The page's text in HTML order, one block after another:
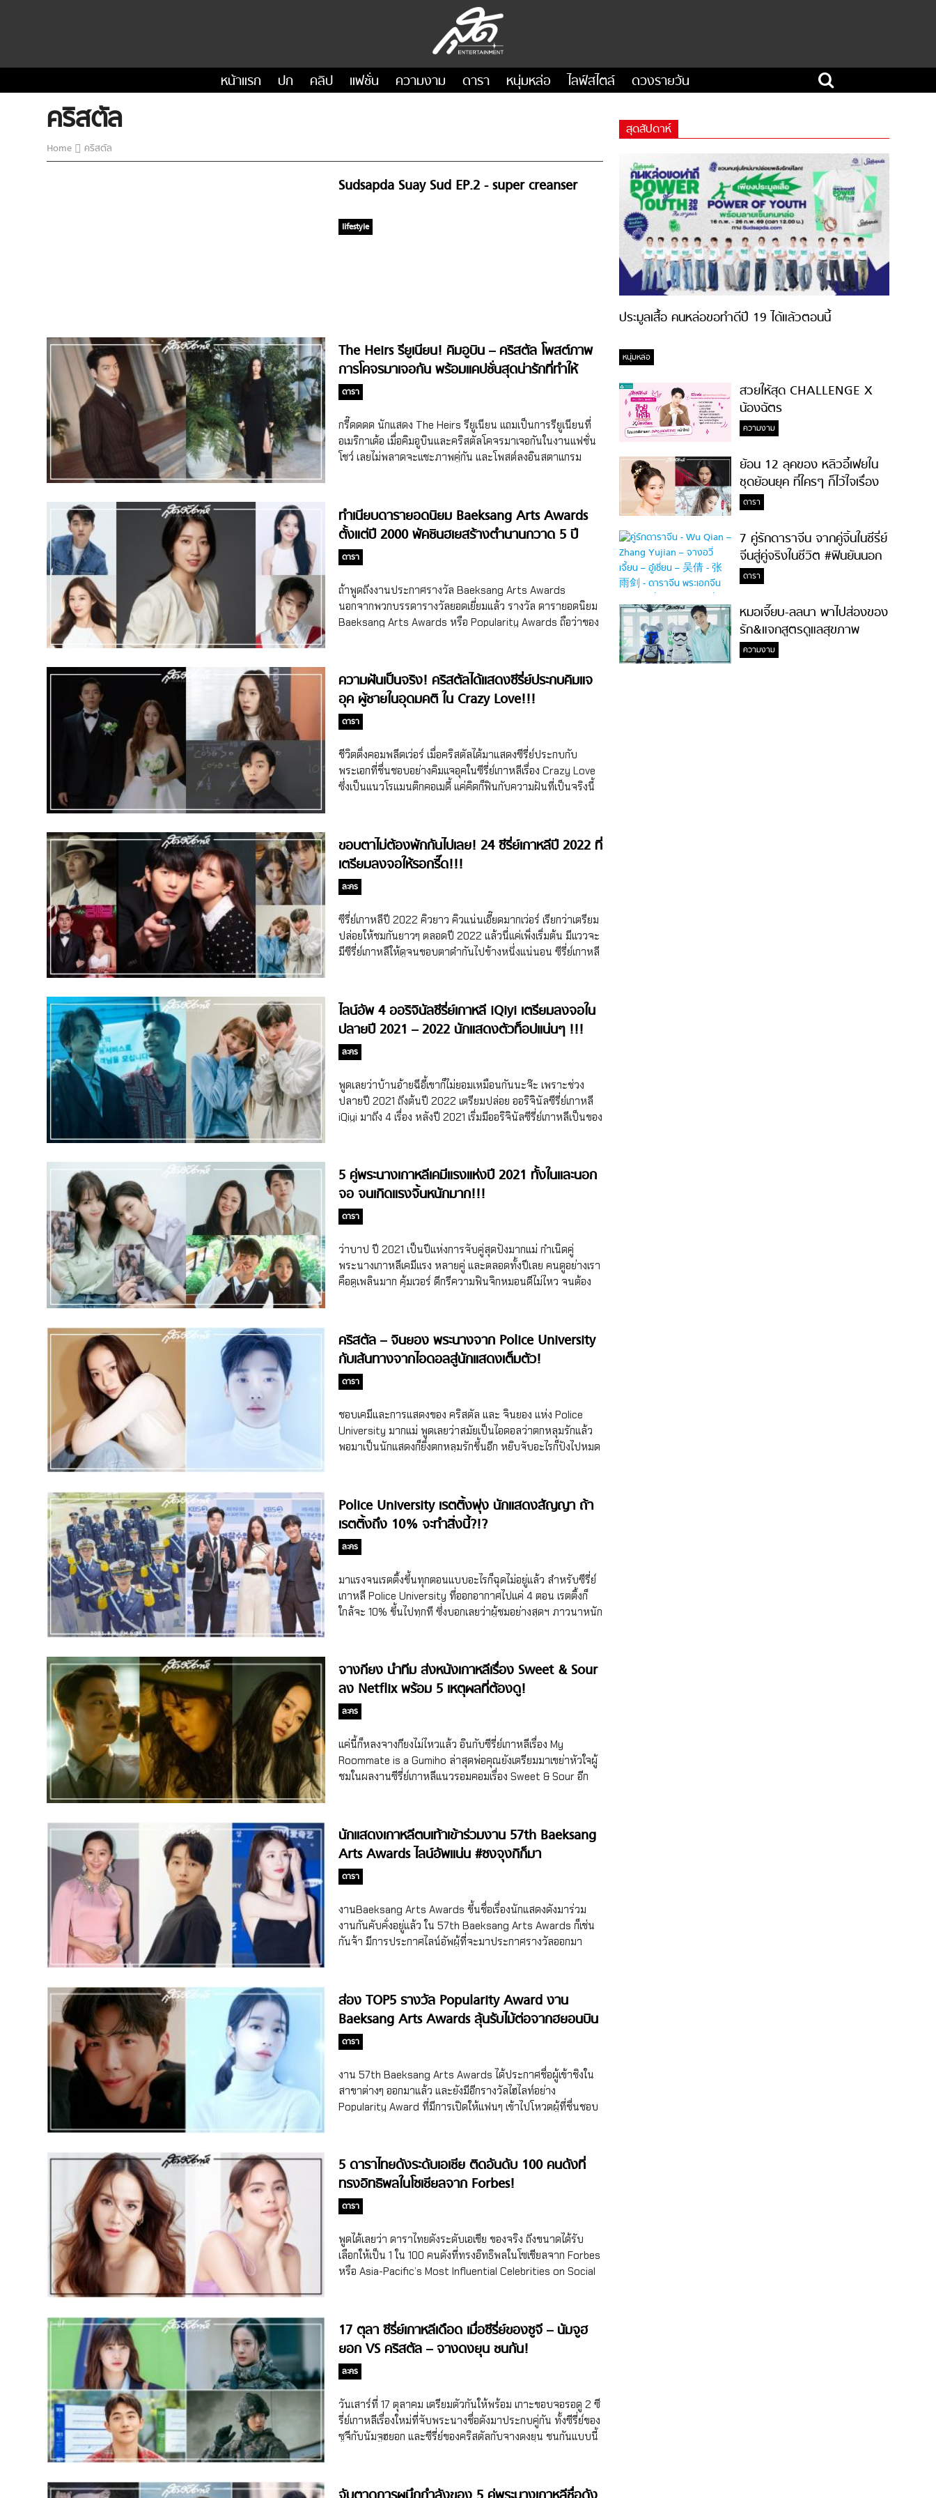
หน้าแรก ปก คลิป แฟชั่น ความงาม ดารา หนุ่มหล่อ ไลฟ์สไตล์ ดวงรายวัน
คริสตัล
Home คริสตัล
Sudsapda Suay Sud EP.2 - super creanser
lifestyle
The Heirs รียูเนียน! คิมอูบิน – คริสตัล โพสต์ภาพ
การโคจรมาเจอกัน พร้อมแคปชั่นสุดน่ารักที่ทำให้
อมยิ้ม!
ดารา
กรี๊ดดดด นักแสดง The Heirs รียูเนียน แถมเป็นการรียูเนียนที่
อเมริกาเด้อ เมื่อคิมอูบินและคริสตัลโคจรมาเจอกันในงานแฟชั่น
โชว์ เลยไม่พลาดจะแชะภาพคู่กัน และโพสต์ลงอินสตาแกรม
ทำเนียบดารายอดนิยม Baeksang Arts Awards
ตั้งแต่ปี 2000 พัคชินฮเยสร้างตำนานกวาด 5 ปี
รวด!
ดารา
ถ้าพูดถึงงานประกาศรางวัล Baeksang Arts Awards
นอกจากพวกบรรดารางวัลยอดเยี่ยมแล้ว รางวัล ดารายอดนิยม
Baeksang Arts Awards หรือ Popularity Awards ถือว่าของ
Popularity Awards ตั้งแต่ปี 2000 เป็นต้นไปกันว่าใครเคยได้
มาแล้วบ้าง ดารายอดนิยม Baeksang Arts Awards ก่อนที่จะ
ไปส่องว่าใครได้รางวัล Popularity Awards จากงานประกาศ
รางวัล Baeksang Arts Awards ไปแล้วบ้าง สุดฯ ต้องขอเท้า
ความก่อนว่างาน Baeksang Arts Awards มีมาตั้งแต่ปี 1965
แล้ว แต่รางวัล Popularity Awards เริ่มมีขึ้นตั้งแต่ปี 1985 ใน
งาน Baeksang Arts Awards ครั้งที่ 21 พอไปดูชื่อผู้ได้รับ
รางวัลช่วงปี 1985 […]
ความฝันเป็นจริง! คริสตัลได้แสดงซีรี่ย์ประกบคิมแจ
อุค ผู้ชายในอุดมคติ ใน Crazy Love!!!
ดารา
ชีวิตติ่งคอมพลีตเว่อร์ เมื่อคริสตัลได้มาแสดงซีรี่ย์ประกบกับ
พระเอกที่ชื่นชอบอย่างคิมแจอุคในซีรี่ย์เกาหลีเรื่อง Crazy Love
ซึ่งเป็นแนวโรแมนติกคอเมดี้ แค่คิดก็ฟินกับความฝันที่เป็นจริงนี้
เคยให้สัมภาษณ์กับสื่อเกาหลีสมัยที่วิคตอเรีย สมาชิกในวง f(x)
เข้าร่วมรายการ We Got Married กับนิชคุณ 2PM ซึ่งตอนนั้น
คริสตัลตอบสื่อว่าถ้าได้เข้าร่วมรายการ อยากจะจับคู่แต่งงา
นกับคิมแจอุค พร้อมยอมรับว่าเป็นแฟนคลับของคิมแจอุค และคิม
แจอุคเป็นผู้ชายในอุดมคติของคริสตัล คริสตัลบอกว่าคิมแจอุคห
ล่อมากในซีรี่ย์เกาหลีเรื่อง Bad Guy ที่ออนแอร์ทางช่อง SBS เมื่อ
ปี 2010 และแล้ว 12 ปีผ่านไปคริสตัลก็ได้มาเจอกับผู้ชายที่เธอชื่น
ชอบในซีรี่ย์เกาหลี แถมได้เล่นคู่กันเป็นพระนางไปเลย ในซีรี่ย์
Love จะเล่าถึงเรื่องราวความรักที่คาดไม่ถึงว่าจะเกิดขึ้นได้
ระหว่างเจ้านายและลูกน้องที่มีความเคียดแค้นที่แปรเปลี่ยนไป
เป็นความรักสุดหวานซึ้งกินใจ พวกเราจะได้เห็นความรักแบบ
แฟนตาซีเบาสมองของคู่พระเอกนางเอกที่เคมีบนจอเข้ากันแบบ
สุดๆ บอกเลยแค่จากทีเซอร์ บวกตอนควงกันไปประกาศรางวัลใน
งาน KBS Drama Awards 2021 ก็เห็นเคมีที่เข้าขากันแล้ว […]
ขอบตาไม่ต้องพักกันไปเลย! 24 ซีรี่ย์เกาหลีปี 2022 ที่
เตรียมลงจอให้รอกรี๊ด!!!
ละคร
ซีรี่ย์เกาหลีปี 2022 คิวยาว คิวแน่นเอี๊ยดมากเว่อร์ เรียกว่าเตรียม
ปล่อยให้ชมกันยาวๆ ตลอดปี 2022 แล้วนี่แค่เพิ่งเริ่มต้น มีแววจะ
มีซีรี่ย์เกาหลีให้ดูจนขอบตาดำกันไปข้างหนึ่งแน่นอน ซีรี่ย์เกาหลี
นักแสดงปังมาเป็นล้นจออีกแล้วแม่ ทั้ง คิมฮเยซู นักแสดงหญิงตัว
แม่ พร้อมด้วยอีซองมิน คิมมูยอล และอีจองอึน นำเสนอเรื่องราว
ของผู้พิพากษาที่มีหน้าที่ตัดสินคดีของเด็กและเยาวชน ซึ่งเธอมี
ความเกลียดชังผู้กระทำผิดที่เป็นเด็กและเยาวชน แถมเธอยังเต็ม
ไปด้วยความเยือกเย็น โดยในเรื่องจะแสดงให้เห็นถึงชีวิตการ
ทำงานและความกังวลของเหล่าผู้พิพากษา เป็นอีกเรื่องที่น่า
ติดตามมาก จะออนแอร์ให้ชมวันที่ 25 กุมภาพันธ์ 2022 นี้
Business Proposal (อันฮโยซอบ – คิมเซจอง) อันฮโยซอบกลับ
นัดบอดแทน เธอจึงต้องพยายามปกปิดตัวเองไม่ให้คุณ CEO ล่วง
รู้เข้าว่าเธอคือพนักงานในบริษัทของเขา จะออนแอร์ในวันที่ 28
กุมภาพันธ์นี้ พร้อมซับไทยที่ […]
ไลน์อัพ 4 ออริจินัลซีรี่ย์เกาหลี iQiyi เตรียมลงจอใน
ปลายปี 2021 – 2022 นักแสดงตัวท็อปแน่นๆ !!!
ละคร
พูดเลยว่าบ้านอ้ายฉีอี้เขาก็ไม่ยอมเหมือนกันนะจ๊ะ เพราะช่วง
ปลายปี 2021 ถึงต้นปี 2022 เตรียมปล่อย ออริจินัลซีรี่ย์เกาหลี
iQiyi มาถึง 4 เรื่อง หลังปี 2021 เริ่มมีออริจินัลซีรี่ย์เกาหลีเป็นของ
นัลซีรี่ย์เกาหลี iQiyi แรงส่งท้ายปลายปียาวถึงปี 2022 Jirisan
วันที่ 23 ตุลาคม 2021 นี้ ในที่สุด iQiyi ก็ได้ฤกษ์ปล่อยซีรี่ย์เกาหลี
ฟอร์มยักษ์ที่เป็นไพ่เด็ดของiQiyi เลยก็ว่าได้ เพราะดึงนักเขียนมือ
ทองอย่างนักเขียนคิมอึนฮีผู้ปั้น Kingdom โด่งดังไปทั่วโลกแล้ว
มาเจอกับผู้กำกับอีอึงบกที่ผ่านการกำกับซีรี่ย์เกาหลีดังๆ ทั้ง
Dream High, School 2013, Descendants of the Sun,
Goblin, Mr.Sunshine และ Sweet Home พร้อมพระนางเรื่อง
ดีกรีนักแสดงตัวท็อปของเกาหลี ได้แก่ จอนจีฮยอน และจูจีฮุน นำ
5 คู่พระนางเกาหลีเคมีแรงแห่งปี 2021 ทั้งในและนอก
จอ จนเกิดแรงจิ้นหนักมาก!!!
ดารา
ว่าบาป ปี 2021 เป็นปีแห่งการจับคู่สุดปังมากแม่ กำเนิดคู่
พระนางเกาหลีเคมีแรง หลายคู่ และตลอดทั้งปีเลย คนดูอย่างเรา
คือดูเพลินมาก คุ้มเวอร์ ดีกรีความฟินจิกหมอนดีไม่ไหว จนต้อง
พระนางจากซีรี่ย์เกาหลีเรื่อง Vincenzo อย่างซงจุงกิและชอนยอ
บิน ที่ตัวซีรี่ย์อาจจะไม่ได้เน้นเส้นเรื่องความรักหรือมีซีนหวานๆ
มาให้ดูไม่หยุด แต่ความเป็นคู่พาร์ทเนอร์ที่แสนรู้ใจและเข้าขากัน
ของคุณทนายทั้งสองก็ทำให้เราเห็นเคมีที่พลุ่งพล่านแม้จะไม่ต้อง
แสดงฉากโรแมนติกก็ตาม แถมซงจุงกิก็เลือกชอนยอบินเป็นนัก
แสดงในเรื่อง Vincenzo ที่เคมีเข้ากับตัวเองที่สุด บอกเลยคู่นี้เคมีดี
ทั้งในและนอกจอจริงๆ ซงคัง – ฮันโซฮี แหมมมม….ถ้าพูดถึงคู่
พระนางเคมีแร๊งทั้งในและนอกจอจนเกิดกระแสจิ้นหนักมาก ก็
ชีวะพลุ่งพล่านเบอร์สุด ตัดภาพไปที่นอกจอก็เคมีดีอีก งานนี้
แฟนๆ ก็เลยขอจับจิ้นออกแรงเชียร์คู่นี้กันสักหน่อย หมอนฉันขาด
ไปสิบใบพูดเลย คิมบอม – รยูฮเยยอง ยอมใจความเคมีเข้าขากัน
มากๆ ของคู่พระนางจากซีรี่ย์เกาหลีเรื่อง Law School เพราะใน
เรื่องแทบไม่มีฉากโรแมนติกของคิมบอมและรยูฮเยยองแบบ
โจ่งแจ้งเลย […]
คริสตัล – จินยอง พระนางจาก Police University
กับเส้นทางจากไอดอลสู่นักแสดงเต็มตัว!
ดารา
ชอบเคมีและการแสดงของ คริสตัล และ จินยอง แห่ง Police
University มากแม่ พูดเลยว่าสมัยเป็นไอดอลว่าตกหลุมรักแล้ว
พอมาเป็นนักแสดงก็ยิ่งตกหลุมรักขึ้นอีก หยิบจับอะไรก็ปังไปหมด
แล้วทั้งสองคนเป็นไอดอลมาก่อนนะจ๊ะ แถมมีชื่อเสียงด้วย โดย
คริสตัลเคยเป็นสมาชิกของวง f(x) เกิร์ลกรุ๊ปจากค่าย SM ที่เดบิ
วต์เมื่อปี 2009 ตอนนั้นคริสตัลอายุแค่ 15 ปีเท่านั้นเอง แต่ความ
สามารถแสนปัง เป็นทั้งลีดโวคอลของวง ไหนจะรับหน้าที่เซ็นเต
อร์หลายๆ เพลง ยังไม่พอ! ความสวยก็เปล่งประกายมาก จนถูกยก
มาพูดถึงเรื่องวิชวลอยู่บ่อยๆ เรียกว่าคริสตัลเป็นสมาชิกที่รับ
หน้าที่สำคัญในวง และยังมีแฟนคลับเยอะด้วย ตัววงก็ดังระเบิด
ระดับเกิร์ลกรุ๊ปแถวหน้าของวงการเลยแม่ เส้นทางในฐานะไอ
High Kick 3: Revenge of […]
Police University เรตติ้งพุ่ง นักแสดงสัญญา ถ้า
เรตติ้งถึง 10% จะทำสิ่งนี้?!?
ละคร
มาแรงจนเรตติ้งขึ้นทุกตอนแบบอะไรก็ฉุดไม่อยู่แล้ว สำหรับซีรี่ย์
เกาหลี Police University ที่ออกอากาศไปแค่ 4 ตอน เรตติ้งก็
ใกล้จะ 10% ขึ้นไปทุกที ซึ่งบอกเลยว่าผู้ชมอย่างสุดฯ ภาวนาหนัก
ครองใจผู้ชม ชื่อเรื่องก็บอกอยู่แล้วว่า Police University ต้องเป็น
เรื่องราวที่เกิดขึ้นในโรงเรียนตำรวจแน่นอน ซึ่งจะมีเหตุการณ์ที่
ทำให้อาจารย์และนักเรียนได้ร่วมมือกันในการตามหาอาชญกร
พร้อมกับได้เรียนรู้การเป็นตำรวจที่ดี โดยเล่าผ่าน “คังซอนโฮ”
ชายหนุ่มที่เพิ่งเรียนจบมัธยมปลายแต่เขาไม่มีความฝันอะไรเลยใน
ชีวิต จนกระทั่งได้เจอกับ “โอคังฮี” สาวสวยสุดเก่งและยังมีความ
มุ่งมั่นเป็นเลิศที่ทำให้คังซอนโฮตกหลุมรักตั้งแต่แรกพบ เมื่อคัง
ซอนโฮรู้ว่าโอคังฮีจะเข้าเรียนในโรงเรียนตำรวจ เขาก็ตัดสินใจ
บาดหมางกับ “ยูดงมัน” อาจารย์ในโรงเรียนตำรวจเข้า ก่อนที่จะ
มีเหตุการณ์ต่างๆ เกิดขึ้นที่ทำให้คังซอนโฮค่อยๆ เรียนรู้และ
เติบโตในการเป็นตำรวจ บอกเลยว่าเปิดเรื่องPolice University
มาก็สนุกแล้ว เรื่องดำเนินเร็ว และมีการเท้าความให้เข้าใจเนื้อ
เรื่องต่างๆ ด้วย เรียกว่าเขียนบทออกมาได้กระชับดีมาก และยัง
ครบทุกรสตั้งแต่ตอนแรกเลยเด้อ ทั้ง คอเมดี้ โรแมนติก ดราม่า แอ๊
กชั่น สืบสวน ไปจนถึงอบอุ่นหัวใจ ยิ่งเรื่องดำเนินไปก็ยิ่งสนุก
Police […]
จางกียง นำทีม ส่งหนังเกาหลีเรื่อง Sweet & Sour
ลง Netflix พร้อม 5 เหตุผลที่ต้องดู!
ละคร
แค่นี้ก็หลงจางกียงไม่ไหวแล้ว อินกับซีรี่ย์เกาหลีเรื่อง My
Roommate is a Gumiho ล่าสุดพ่อคุณยังเตรียมมาเขย่าหัวใจผู้
ชมในผลงานซีรี่ย์เกาหลีแนวรอมคอมเรื่อง Sweet & Sour อีก
ความเป็นจริง ปกติเราจะเห็นหนังรักโรแมนติกประดุจเทพนิยาย
กันมาหลายเรื่อง แต่ Sweet & Sour จะเป็นภาพยนตร์รักที่เล่า
เรื่องตามพื้นฐานความเป็นจริงตามคำบอกเล่าของผู้กำกับ และ
ยังบอกอีกว่าเรื่องนี้จะเป็นเรื่องราวความรักในแบบที่คนหนุ่มสาว
จะรู้สึกเชื่อมโยงได้ โดยผู้กำกับอีกเยบยอกเล่าว่า “ผมว่าคนหนุ่ม
สาวยุคนี้ยุ่งกว่าสมัยเราๆ มาก การใช้ชีวิตที่ยุ่งขนาดนั้นย่อมทำให้
พวกเขาต้องเผชิญความยากลำบากในเรื่องความรักอย่างแน่นอน”
เพราะฉะนั้นเรื่อง Sweet & Sour (รักหวานอมเปรี้ยว) จะเล่าถึง
ต่อเนื่องมาจากข้อที่แล้ว ด้วยความที่Sweet & Sour บอกเล่า
เรื่องราวที่พบเจอได้ในชีวิตจริง ตัวละครในเรื่องจึงสมจริงและ
ทำให้คนดูรู้สึกเชื่อมโยงได้โดยง่าย กับเรื่องราวของ จางฮยอก (รับ
บทโดย จางกียง) เป็นคนที่ทุ่มเทกับอาชีพการงาน เขาได้โอกาส
ทำงานในบริษัทใหญ่ และพยายามทุ่มเทอย่างเต็มที่เพื่อให้ได้
บรรจุเป็นพนักงานประจำ จองดาอึน (รับบทโดย […]
นักแสดงเกาหลีตบเท้าเข้าร่วมงาน 57th Baeksang
Arts Awards ไลน์อัพแน่น #ซงจุงกิก็มา
ดารา
งานBaeksang Arts Awards ขึ้นชื่อเรื่องนักแสดงดังมาร่วม
งานกันคับคั่งอยู่แล้ว ใน 57th Baeksang Arts Awards ก็เช่น
กันจ้า มีการประกาศไลน์อัพผู้ที่จะมาประกาศรางวัลออกมา
(ไทย) ส่วนพรมแดงจะเริ่มในเวลา 17.50 น. พูดเลยว่ารอคอยชม
ทุกปี ปี 2021 ก็เช่นกัน เพราะรายชื่อผู้เข้าชิงดีงามไม่พอ ไหนจะมี
นักแสดงและดาราที่รับหน้าที่ประกาศรางวัลอีก สำหรับพิธีกร
ในงานปีนี้ยังคงเป็นพิธีกรชุดเดิมจากปีก่อน นั่นก็คือ ซูจีและชิน
ดงยอบ โดยขาดพัคโบกอมที่กำลังเข้ากรมรับใช้ชาติอยู่ ส่วนไลน์
อัพผู้ที่จะมาประกาศรางวัลในงานก็มีมากมาย ทั้งทีมผู้ได้รับ
รางวัลจาก 56th Baeksang Arts Awards ไม่ว่าจะเป็น ผู้
ส่อง TOP5 รางวัล Popularity Award งาน
Baeksang Arts Awards ลุ้นรับไม้ต่อจากฮยอนบิน
– ซนเยจิน!
ดารา
งาน 57th Baeksang Arts Awards ได้ประกาศชื่อผู้เข้าชิงใน
สาขาต่างๆ ออกมาแล้ว และยังมีอีกรางวัลไฮไลท์อย่าง
Popularity Award ที่มีการเปิดให้แฟนๆ เข้าไปโหวตผู้ที่ชื่นชอบ
โหวตสูงสุด โดยนับถึงวันที่ 7 พฤษภาคม 2021 ถึงเวลา 11.30 น.
ไปส่องกัน ใครจะคว้ามงฯ Popularity Award ประจำงาน 57th
Baeksang Arts Awards Popularity Award ฝ่ายชาย คิมซอน
โฮ ต้องบอกก่อนว่ารางวัล Popularity Award ไม่ได้มีแค่นักแสดง
นะจ๊ะ ยังมีคนบันเทิงที่เข้าชิงในสายวาไรตี้ก็สิทธิ์เข้าชิงด้วย ซึ่ง
สุดฯ จะมาเริ่มกันที่ฝ่ายชาย บอกเลยการแข่งขันแอบดุเดือดนะจ๊ะ
ย้อนกลับไปตั้งแต่ช่วงเปิดโหวต คิมซอนโฮก็ขึ้นมาฟาดอันดับ 1
ตั้งแต่ตอนนั้น และยังครองอันดับ 1 มาถึงวันที่ […]
5 ดาราไทยดังระดับเอเชีย ติดอันดับ 100 คนดังที่
ทรงอิทธิพลในโซเชียลจาก Forbes!
ดารา
พูดได้เลยว่า ดาราไทยดังระดับเอเชีย ของจริง ถึงขนาดได้รับ
เลือกให้เป็น 1 ใน 100 คนดังที่ทรงอิทธิพลในโซเชียลจาก Forbes
หรือ Asia-Pacific’s Most Influential Celebrities on Social
17 ตุลา ซีรี่ย์เกาหลีเดือด เมื่อซีรี่ย์ของซูจี – นัมจูฮ
ยอก VS คริสตัล – จางดงยุน ชนกัน!
ละคร
วันเสาร์ที่ 17 ตุลาคม เตรียมตัวกันให้พร้อม เกาะขอบจอรอดู 2 ซี
รี่ย์เกาหลีเรื่องใหม่ที่จับพระนางชื่อดังมาประกบคู่กัน ทั้งซีรี่ย์ของ
ซูจีกับนัมจูฮยอก และซีรี่ย์ของคริสตัลกับจางดงยุน ชนกันแบบนี้
สุดสัปดาห์
ประมูลเสื้อ คนหล่อขอทำดีปี 19 ได้แล้วตอนนี้
หนุ่มหล่อ
สวยให้สุด CHALLENGE X
น้องฉัตร
ความงาม
ย้อน 12 ลุคของ หลิวอี้เฟยใน
ชุดย้อนยุค ที่ใครๆ ก็ไว้ใจเรื่อง
ความสวย!
ดารา
7 คู่รักดาราจีน จากคู่จิ้นในซีรี่ย์
จีนสู่คู่จริงในชีวิต #ฟินยันนอก
จอ
ดารา
หมอเจี๊ยบ-ลลนา พาไปส่องของ
รัก&แจกสูตรดูแลสุขภาพ
#ล้างจมูกไม่ยากจะสอนให้
ความงาม